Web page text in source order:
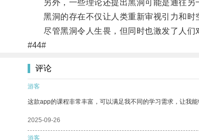
另外，一些理论还提出黑洞可能是通往另
黑洞的存在不仅让人类重新审视引力和时
尽管黑洞令人生畏，但同时也激发了人们
#44#
评论
游客
这款app的课程非常丰富，可以满足我不同的学习需求，让我能
2025-09-26
游客